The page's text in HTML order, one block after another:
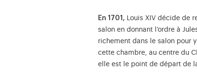
En 1701, Louis XIV décide de
salon en donnant l’ordre à
richement dans le salon pour
cette chambre, au centre du
elle est le point de départ de